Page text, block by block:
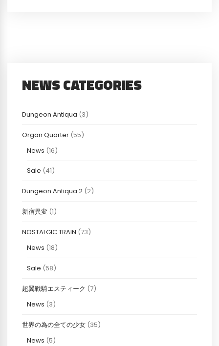
NEWS CATEGORIES
Dungeon Antiqua (3)
Organ Quarter (55)
News (16)
Sale (41)
Dungeon Antiqua 2 (2)
新宿異変 (1)
NOSTALGIC TRAIN (73)
News (18)
Sale (58)
超翼戦騎エスティーク (7)
News (3)
世界の為の全ての少女 (35)
News (5)